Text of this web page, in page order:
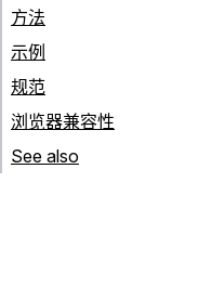
方法
示例
规范
浏览器兼容性
See also